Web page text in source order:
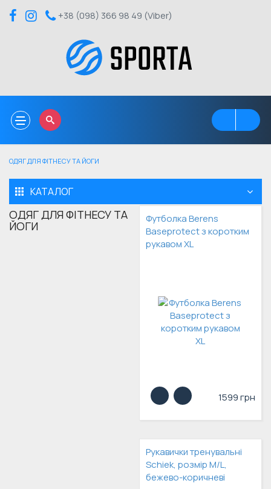
+38 (098) 366 98 49 (Viber)
Toggle
navigation
ОДЯГ ДЛЯ ФІТНЕСУ ТА ЙОГИ
КАТАЛОГ
ОДЯГ ДЛЯ ФІТНЕСУ ТА
ЙОГИ
Футболка Berens
Baseprotect з коротким
рукавом XL
1599 грн
Рукавички тренувальні
Schiek, розмір M/L,
бежево-коричневі